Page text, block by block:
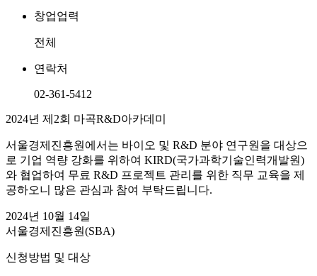
창업업력
전체
연락처
02-361-5412
2024년 제2회 마곡R&D아카데미
서울경제진흥원에서는 바이오 및 R&D 분야 연구원을 대상으
로 기업 역량 강화를 위하여 KIRD(국가과학기술인력개발원)
와 협업하여 무료 R&D 프로젝트 관리를 위한 직무 교육을 제
공하오니 많은 관심과 참여 부탁드립니다.
2024년 10월 14일
서울경제진흥원(SBA)
신청방법 및 대상